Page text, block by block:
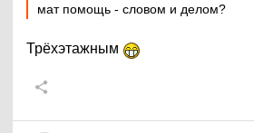
мат помощь - словом и делом?
Трёхэтажным